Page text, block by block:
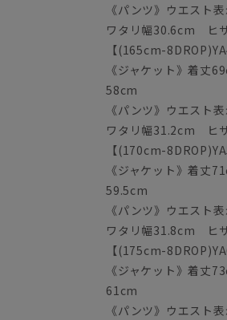
《パンツ》ウエス
ワタリ幅30.6cm ヒ
【(165cm-
《ジャケット》着
58cm
《パンツ》ウエス
ワタリ幅31.2cm ヒ
【(170cm-
《ジャケット》着
59.5cm
《パンツ》ウエス
ワタリ幅31.8cm ヒ
【(175cm-
《ジャケット》着
61cm
《パンツ》ウエス